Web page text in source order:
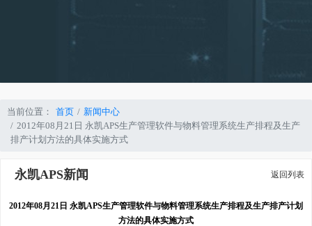
当前位置： 首页
新闻中心
2012年08月21日 永凯APS生产管理软件与物料管理系统生产排程及生产
排产计划方法的具体实施方式
永凯APS新闻 返回列表
2012年08月21日 永凯APS生产管理软件与物料管理系统生产排程及生产排产计划
方法的具体实施方式